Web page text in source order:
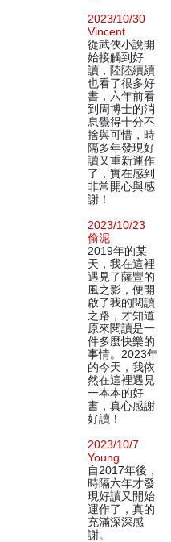
2023/10/30
Vincent
從武俠小說開
始接觸到好
讀，陸陸續續
也看了很多好
書，六年前看
到周博士的消
息覺得十分不
捨與可惜，時
隔多年發現好
讀又重新運作
了，實在感到
非常開心與感
謝！
2023/10/23
偷泥
2019年的某
天，我在這裡
遇見了薩豐的
風之影，便開
啟了我的閱讀
之路，才知道
原來閱讀是一
件多麼快樂的
事情。2023年
的今天，我依
然在這裡遇見
一本本的好
書，真心感謝
好讀！
2023/10/7
Young
自2017年後，
時隔六年才發
現好讀又開始
運作了，真的
充滿深深感
謝。